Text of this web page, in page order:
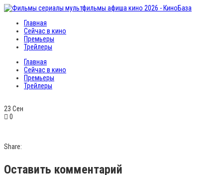
Главная
Сейчас в кино
Премьеры
Трейлеры
Главная
Сейчас в кино
Премьеры
Трейлеры
23 Сен
0
Share:
Оставить комментарий